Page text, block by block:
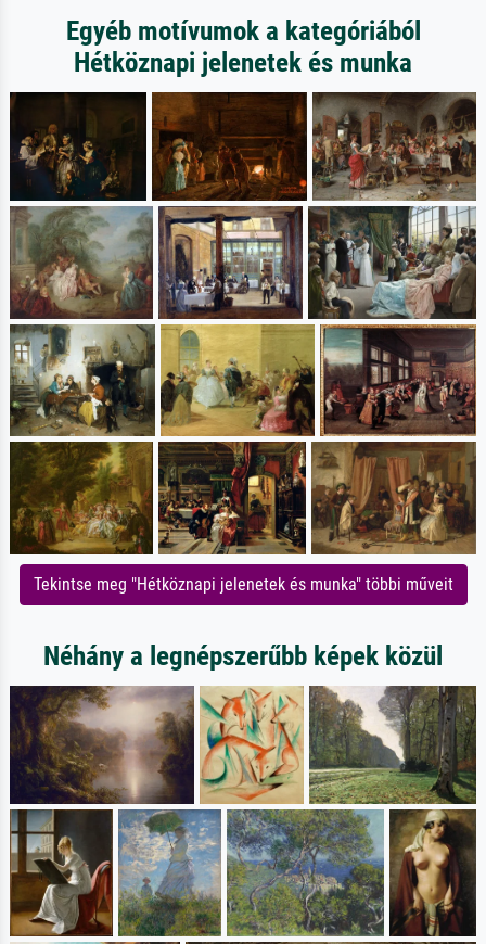
Egyéb motívumok a kategóriából
Hétköznapi jelenetek és munka
Tekintse meg "Hétköznapi jelenetek és munka" többi műveit
Néhány a legnépszerűbb képek közül